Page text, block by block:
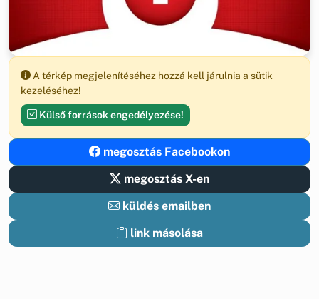
A térkép megjelenítéséhez hozzá kell járulnia a sütik
kezeléséhez!
Külső források engedélyezése!
megosztás Facebookon
megosztás X-en
küldés emailben
link másolása